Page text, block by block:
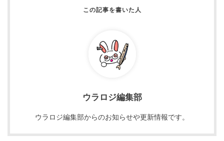
ウラロジ編集部
ウラロジ編集部からのお知らせや更新情報です。